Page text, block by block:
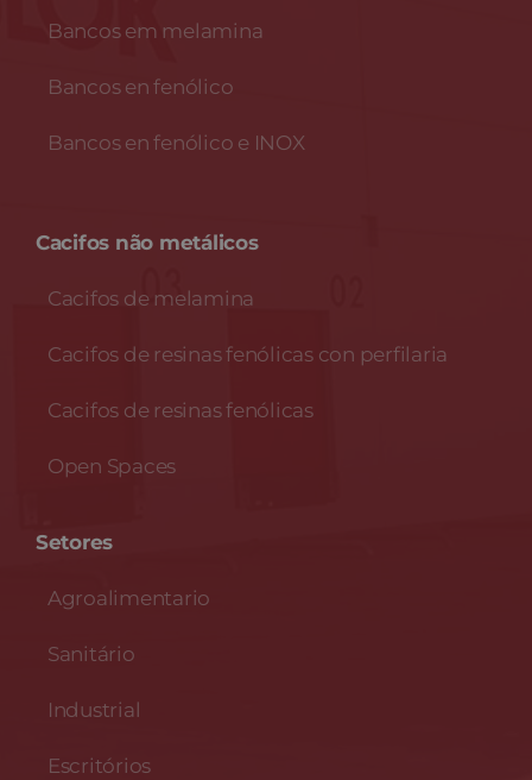
Bancos em melamina
Bancos en fenólico
Bancos en fenólico e INOX
Cacifos não metálicos
Cacifos de melamina
Cacifos de resinas fenólicas con perfilaria
Cacifos de resinas fenólicas
Open Spaces
Setores
Agroalimentario
Sanitário
Industrial
Escritórios